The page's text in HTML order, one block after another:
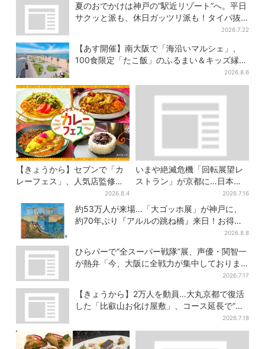
夏のおでかけは神戸の”駅近リゾート”へ。平日
サクッと派も、休日ガッツリ派も！タイパ抜
2026.7.22
【あす開催】南大阪で「海沿いマルシェ」、
100食限定「たこ飯」のふるまい＆キッズ縁日
2026.8.6
【きょうから】セブンで「カ
レーフェス」、人気店監修メ
ニューなど全15品！お得な割
引キャンペーンは2週間だけ
2026.8.4
いまや絶滅危機「回転展望レ
ストラン」が京都に…日本唯
一、57年間「回るフレンチ」
は絶景ランチの穴場
2026.7.16
約53万人が来場…「大ゴッホ展」が神戸に、
約70年ぶり『アルルの跳ね橋』来日！お得な
2026.8.8
ひらパーで“全スーパー戦隊”展、声優・関智一
が熱弁「今、大阪に全戦力が集中しておりま
2026.7.17
【きょうから】2万人を動員…大丸京都で復活
した「比叡山お化け屋敷」、コース延長で“怖
2026.7.18